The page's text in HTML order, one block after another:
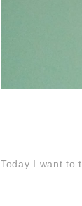
Today I want to